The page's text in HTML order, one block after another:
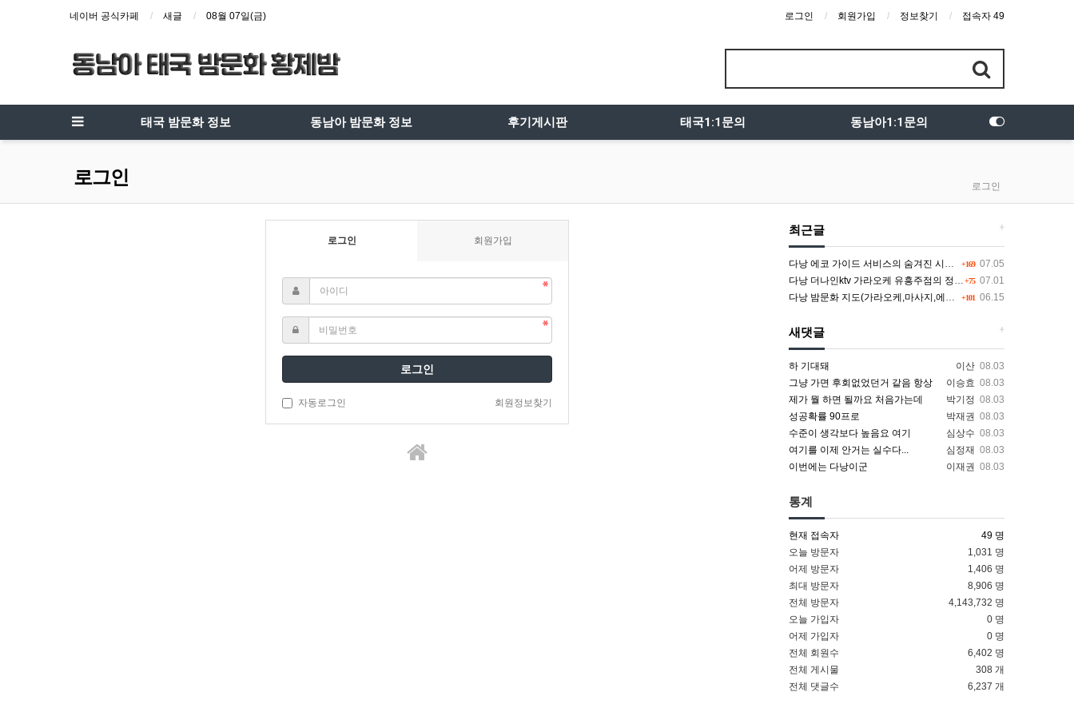
네이버 공식카페 새글 08월 07일(금) 로그인 회원가입 정보찾기 접속자 49
태국 밤문화 정보 동남아 밤문화 정보 후기게시판 태국1:1문의 동남아1:1문의
로그인 로그인
로그인 회원가입
로그인
자동로그인 회원정보찾기
+
최근글
+169 07.05
다낭 에코 가이드 서비스의 숨겨진 시스템과 다채로운 인력 풀의 진실
+75 07.01
다낭 더나인ktv 가라오케 유흥주점의 정석을 찾고 있다면 여기
+101 06.15
다낭 밤문화 지도(가라오케,마사지,에코걸,토킹바,클럽) 유흥별 가격 및 후기공유
+
새댓글
이산 08.03
하 기대돼
이승효 08.03
그냥 가면 후회없었던거 같음 항상
박기정 08.03
제가 뭘 하면 될까요 처음가는데
박재권 08.03
성공확률 90프로
심상수 08.03
수준이 생각보다 높음요 여기
심정재 08.03
여기를 이제 안거는 실수다...
이재권 08.03
이번에는 다낭이군
통계
현재 접속자
49 명
오늘 방문자
1,031 명
어제 방문자
1,406 명
최대 방문자
8,906 명
전체 방문자
4,143,732 명
오늘 가입자
0 명
어제 가입자
0 명
전체 회원수
6,402 명
전체 게시물
308 개
전체 댓글수
6,237 개